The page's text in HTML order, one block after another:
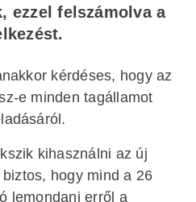
ezzel felszámolva a
kérdéses, hogy az
e minden tagállamot
kihasználni az új
hogy mind a 26
lemondani erről a